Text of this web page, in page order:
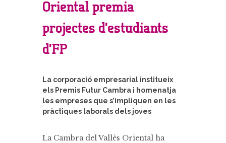
Oriental premia
projectes d’estudiants
d’FP
La corporació empresarial institueix
els Premis Futur Cambra i homenatja
les empreses que s’impliquen en les
pràctiques laborals dels joves
La Cambra del Vallès Oriental ha